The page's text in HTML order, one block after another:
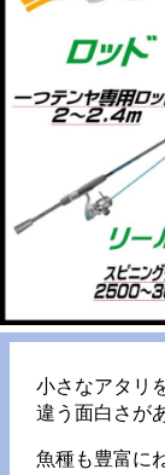
小さなアタリ
違う面白さが
魚種も豊富に